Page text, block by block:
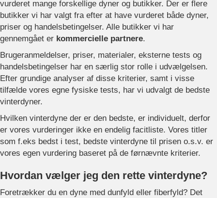
vurderet mange forskellige dyner og butikker. Der er flere
butikker vi har valgt fra efter at have vurderet både dyner,
priser og handelsbetingelser. Alle butikker vi har
gennemgået er kommercielle partnere.
Brugeranmeldelser, priser, materialer, eksterne tests og
handelsbetingelser har en særlig stor rolle i udvælgelsen.
Efter grundige analyser af disse kriterier, samt i visse
tilfælde vores egne fysiske tests, har vi udvalgt de bedste
vinterdyner.
Hvilken vinterdyne der er den bedste, er individuelt, derfor
er vores vurderinger ikke en endelig facitliste. Vores titler
som f.eks bedst i test, bedste vinterdyne til prisen o.s.v. er
vores egen vurdering baseret på de førnævnte kriterier.
Hvordan vælger jeg den rette vinterdyne?
Foretrækker du en dyne med dunfyld eller fiberfyld? Det